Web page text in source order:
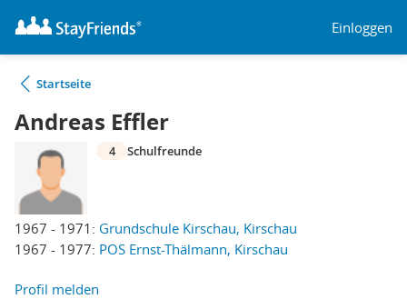
Einloggen
Startseite
Andreas Effler
1967 - 1971: Grundschule Kirschau, Kirschau
1967 - 1977: POS Ernst-Thälmann, Kirschau
4 Schulfreunde
Profil melden